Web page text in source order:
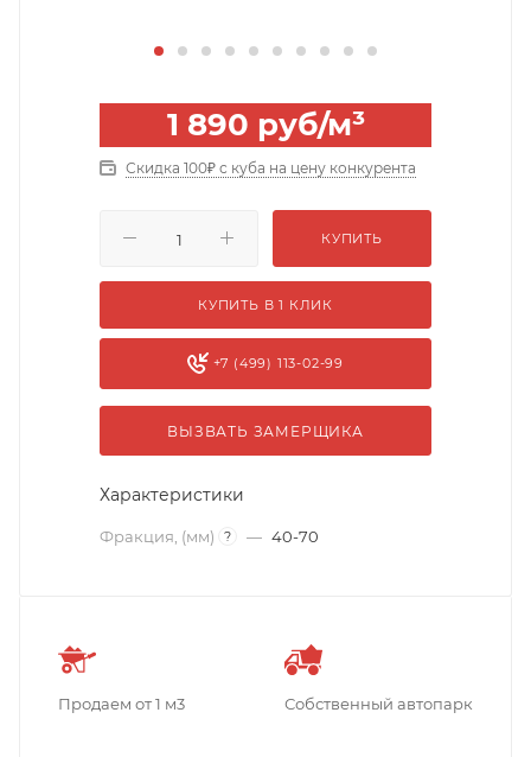
1 890 руб/м³
Скидка 100₽ с куба на цену конкурента
КУПИТЬ
КУПИТЬ В 1 КЛИК
+7 (499) 113-02-99
ВЫЗВАТЬ ЗАМЕРЩИКА
Характеристики
Фракция, (мм) ? — 40-70
Продаем от 1 м3 Собственный автопарк